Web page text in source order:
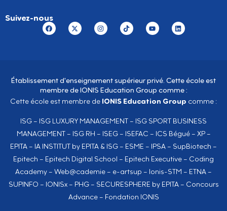
Suivez-nous
Établissement d'enseignement supérieur privé. Cette école est
membre de IONIS Education Group comme :
Cette école est membre de IONIS Education Group comme :
ISG– ISG LUXURY MANAGEMENT– ISG SPORT BUSINESS
MANAGEMENT– ISG RH – ISEG– ISEFAC – ICS Bégué– XP–
EPITA– IA INSTITUT by EPITA & ISG– ESME – IPSA– SupBiotech –
Epitech – Epitech Digital School – Epitech Executive– Coding
Academy– Web@cademie– e-artsup – Ionis-STM – ETNA–
SUPINFO – IONISx– PHG– SECURESPHERE by EPITA– Concours
Advance– Fondation IONIS